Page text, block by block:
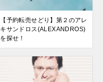
【予約転売せどり】第２のアレ
キサンドロス(ALEXANDROS)
を探せ！